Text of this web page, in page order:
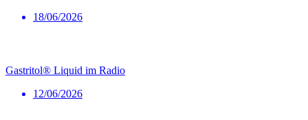
18/06/2026
Gastritol® Liquid im Radio
12/06/2026